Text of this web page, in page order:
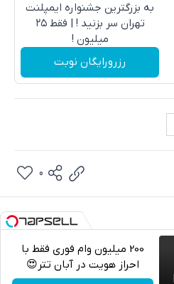
به بزرگترین جشنواره ایمپلنت
تهران سر بزنید ! | فقط ۲۵
میلیون !
رزرورایگان نوبت
0
200 میلیون وام فوری فقط با
احراز هویت در آبان تتر😍